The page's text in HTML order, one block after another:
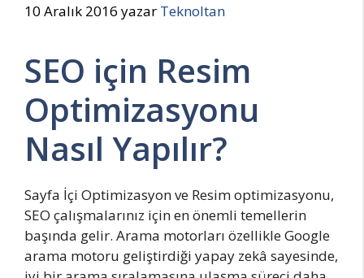
10 Aralık 2016 yazar Teknoltan
SEO için Resim
Optimizasyonu
Nasıl Yapılır?
Sayfa İçi Optimizasyon ve Resim optimizasyonu,
SEO çalışmalarınız için en önemli temellerin
başında gelir. Arama motorları özellikle Google
arama motoru geliştirdiği yapay zekâ sayesinde,